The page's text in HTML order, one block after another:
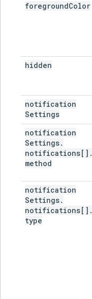
foregroundColor
hidden
notification
Settings
notification
Settings.
notifications[] .
method
notification
Settings.
notifications[] .
type